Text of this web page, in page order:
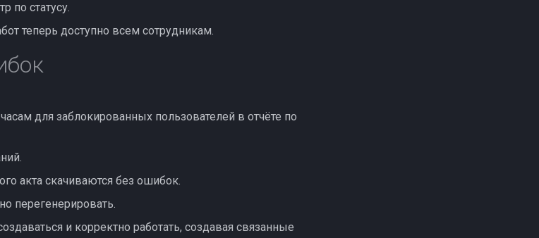
по статусу.
теперь доступно всем сотрудникам.
для заблокированных пользователей в отчёте по
акта скачиваются без ошибок.
перегенерировать.
и корректно работать, создавая связанные